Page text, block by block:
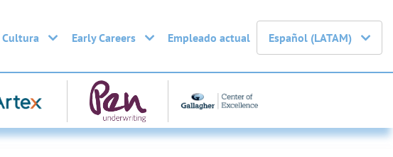
Cultura Early Careers Empleado actual Español (LATAM)